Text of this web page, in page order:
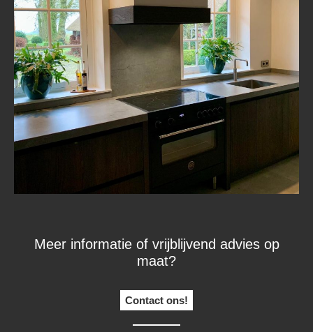
Meer informatie of vrijblijvend advies op
maat?
Contact ons!